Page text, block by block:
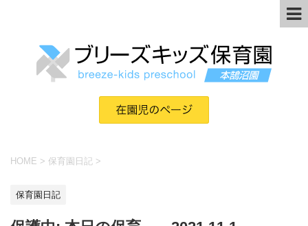
HOME > 保育園日記 >
保育園日記